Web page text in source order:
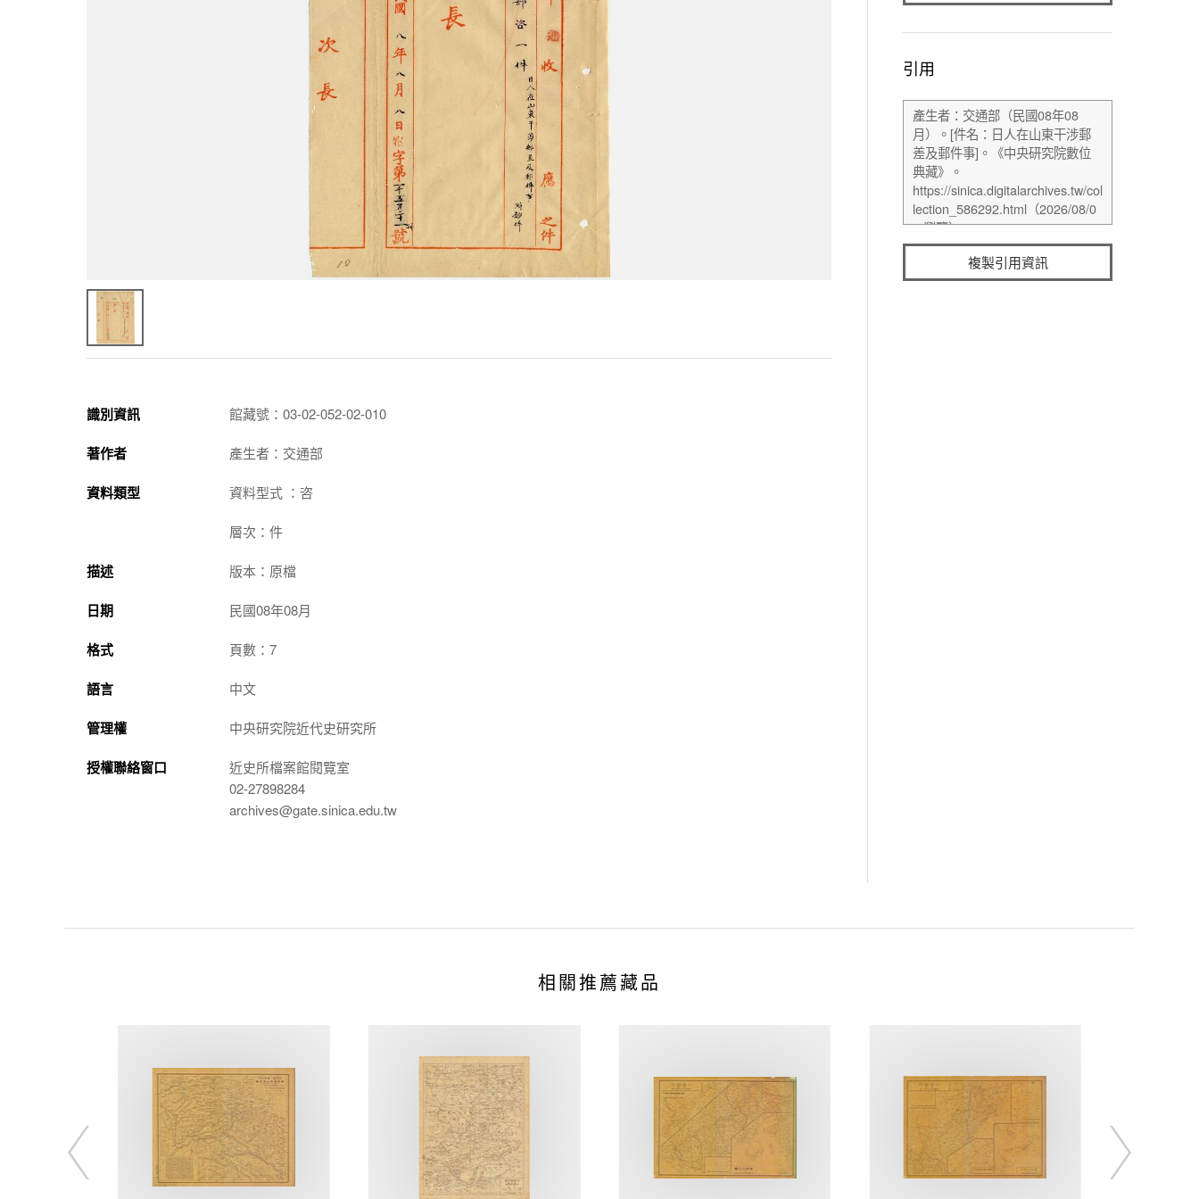
識別資訊 館藏號：03-02-052-02-010
著作者 產生者：交通部
資料類型 資料型式 ：咨
層次：件
描述 版本：原檔
日期 民國08年08月
格式 頁數：7
語言 中文
管理權 中央研究院近代史研究所
授權聯絡窗口
近史所檔案館閱覽室
02-27898284
archives@gate.sinica.edu.tw
引用
複製引用資訊
相關推薦藏品